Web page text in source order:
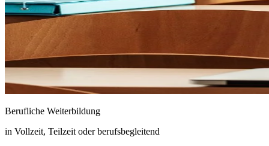
Berufliche Weiterbildung
in Vollzeit, Teilzeit oder berufsbegleitend